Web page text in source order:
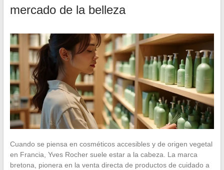
mercado de la belleza
Cuando se piensa en cosméticos accesibles y de origen vegetal
en Francia, Yves Rocher suele estar a la cabeza. La marca
bretona, pionera en la venta directa de productos de cuidado a